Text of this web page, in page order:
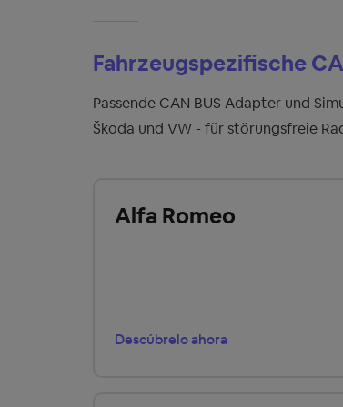
Fahrzeugspezifische
Passende CAN BUS Adapter und
Škoda und VW - für störungsfreie
Alfa Romeo
Descúbrelo ahora